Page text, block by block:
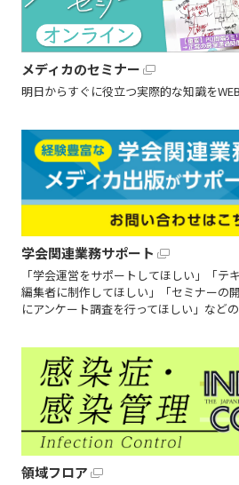
メディカのセミナー
明日からすぐに役立つ実際的な知識を
学会関連業務サポート
「学会運営をサポートしてほしい」「テ
編集者に制作してほしい」「セミナーの
にアンケート調査を行ってほしい」など
領域フロア